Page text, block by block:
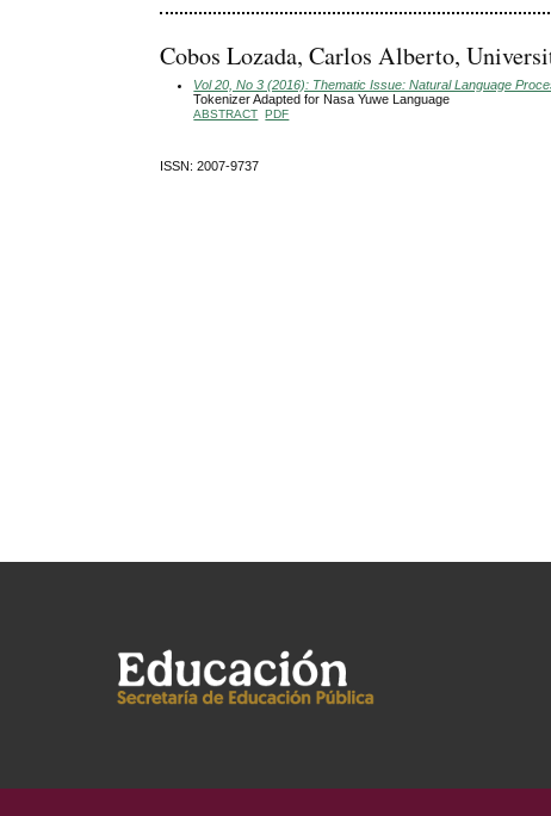
Cobos Lozada, Carlos Alberto,
Vol 20, No 3 (2016): Thematic Issue: Natural Language
Tokenizer Adapted for Nasa Yuwe Language
ABSTRACT PDF
ISSN: 2007-9737